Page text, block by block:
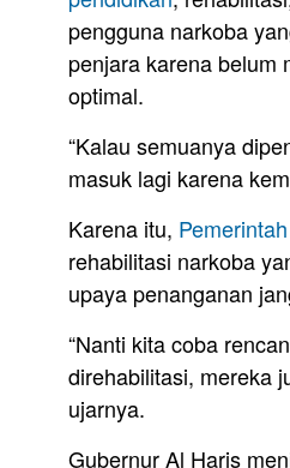
pengguna narkoba
penjara karena belum
optimal.
“Kalau semuanya
masuk lagi karena
Karena itu,
rehabilitasi narkoba
upaya penanganan
“Nanti kita coba
direhabilitasi, mereka
ujarnya.
Gubernur Al Haris